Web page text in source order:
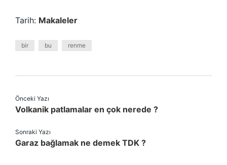
Tarih: Makaleler
bir bu renme
Önceki Yazı
Volkanik patlamalar en çok nerede ?
Sonraki Yazı
Garaz bağlamak ne demek TDK ?